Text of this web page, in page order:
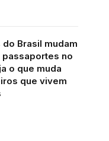
Brasil mudam
no
o que muda
que vivem